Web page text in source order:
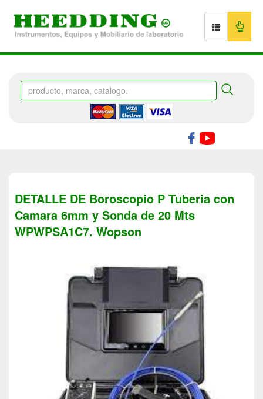
DETALLE DE Boroscopio P Tuberia con
Camara 6mm y Sonda de 20 Mts
WPWPSA1C7. Wopson